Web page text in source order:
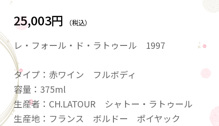
25,003円 （税込）
レ・フォール・ド・ラトゥール 1997
タイプ：赤ワイン フルボディ
容量：375ml
生産者：CH.LATOUR シャトー・ラトゥール
生産地：フランス ボルドー ポイヤック